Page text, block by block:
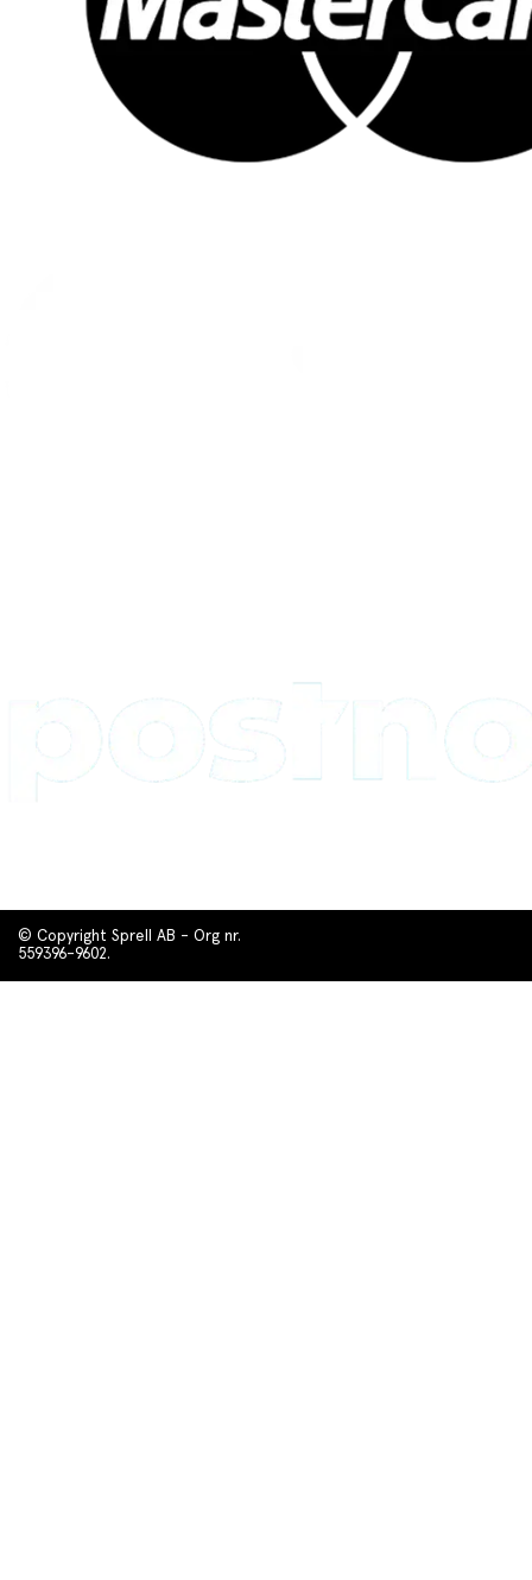
© Copyright Sprell AB - Org nr.
559396-9602.